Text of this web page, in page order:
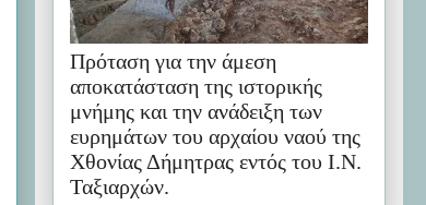
Πρόταση για την άμεση
αποκατάσταση της ιστορικής
μνήμης και την ανάδειξη των
ευρημάτων του αρχαίου ναού της
Χθονίας Δήμητρας εντός του Ι.Ν.
Ταξιαρχών.